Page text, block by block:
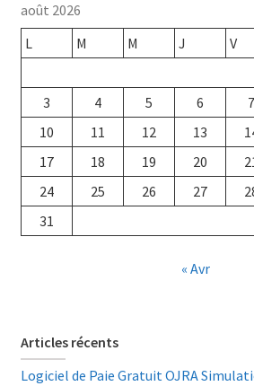
août 2026
L
M M J V
3
4 5 6 7
10
11 12 13
17
18 19 20
24
25 26 27
31
« Avr
Articles récents
Logiciel de Paie Gratuit OJRA